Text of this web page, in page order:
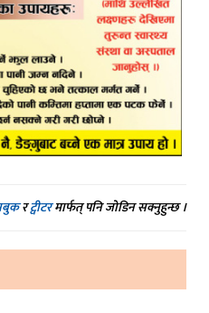
रट्वीटरमार्फत् पनि जोडिन सक्नुहुन्छ ।